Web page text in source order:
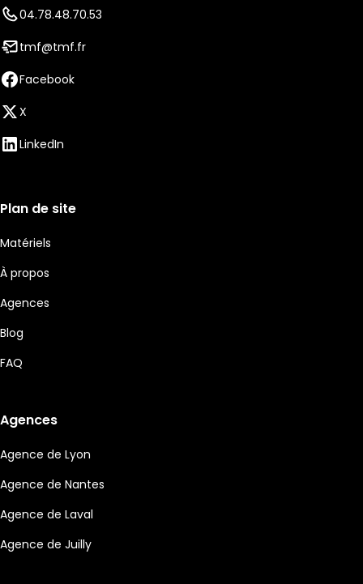
04.78.48.70.53
tmf@tmf.fr
Facebook
X
LinkedIn
Plan de site
Matériels
À propos
Agences
Blog
FAQ
Agences
Agence de Lyon
Agence de Nantes
Agence de Laval
Agence de Juilly